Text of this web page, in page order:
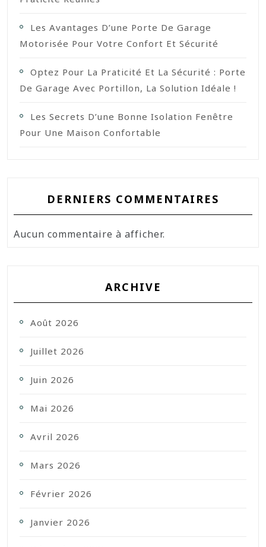
Les Avantages D’une Porte De Garage
Motorisée Pour Votre Confort Et Sécurité
Optez Pour La Praticité Et La Sécurité : Porte
De Garage Avec Portillon, La Solution Idéale !
Les Secrets D’une Bonne Isolation Fenêtre
Pour Une Maison Confortable
DERNIERS COMMENTAIRES
Aucun commentaire à afficher.
ARCHIVE
Août 2026
Juillet 2026
Juin 2026
Mai 2026
Avril 2026
Mars 2026
Février 2026
Janvier 2026